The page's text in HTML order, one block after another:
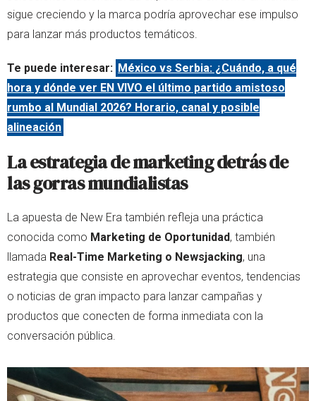
sigue creciendo y la marca podría aprovechar ese impulso
para lanzar más productos temáticos.
Te puede interesar: México vs Serbia: ¿Cuándo, a qué
hora y dónde ver EN VIVO el último partido amistoso
rumbo al Mundial 2026? Horario, canal y posible
alineación
La estrategia de marketing detrás de
las gorras mundialistas
La apuesta de New Era también refleja una práctica
conocida como Marketing de Oportunidad, también
llamada Real-Time Marketing o Newsjacking, una
estrategia que consiste en aprovechar eventos, tendencias
o noticias de gran impacto para lanzar campañas y
productos que conecten de forma inmediata con la
conversación pública.